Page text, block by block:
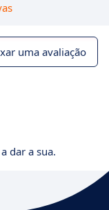
uma avaliação
dar a sua.